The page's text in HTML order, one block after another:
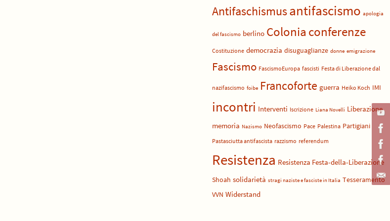
Antifaschismusantifascismo apologia
del fascismo berlino Colonia conferenze
Costituzione democrazia disuguaglianze donne emigrazione
Fascismo FascismoEuropa fascisti Festa di Liberazione dal
nazifascismo foibe Francoforte guerra Heiko Koch IMI
incontri Interventi Iscrizione Liana Novelli Liberazione
memoria Nazismo Neofascismo Pace Palestina Partigiani
Pastasciutta antifascista razzismo referendum
Resistenza Resistenza Festa-della-Liberazione
Shoah solidarietà stragi naziste e fasciste in Italia Tesseramento
VVN Widerstand